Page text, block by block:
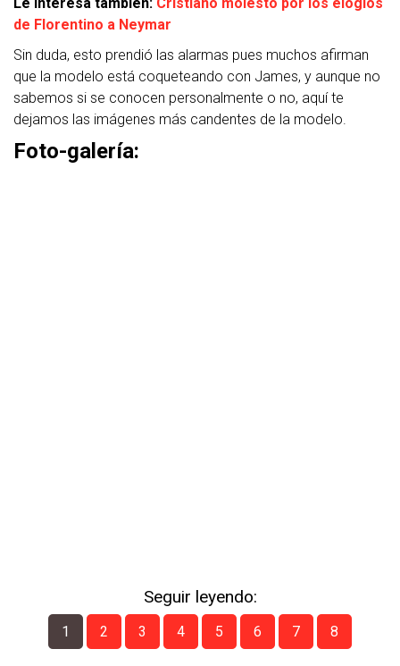
de Florentino a Neymar
Sin duda, esto prendió las alarmas pues muchos afirman
que la modelo está coqueteando con James, y aunque no
sabemos si se conocen personalmente o no, aquí te
dejamos las imágenes más candentes de la modelo.
Foto-galería:
Seguir leyendo:
1 2 3 4 5 6 7 8